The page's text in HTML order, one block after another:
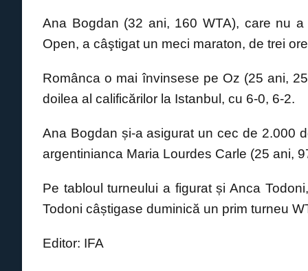
o
o
p
p
g
er
n
k
Ana Bogdan (32 ani, 160 WTA), care nu
Open, a câştigat un meci maraton, de trei
Românca o mai învinsese pe Oz (25 ani,
doilea al calificărilor la Istanbul, cu 6-0, 6-2.
Ana Bogdan și-a asigurat un cec de 2.000
argentinianca Maria Lourdes Carle (25 ani,
Pe tabloul turneului a figurat și Anca
Todoni câștigase duminică un prim turneu
Editor: IFA